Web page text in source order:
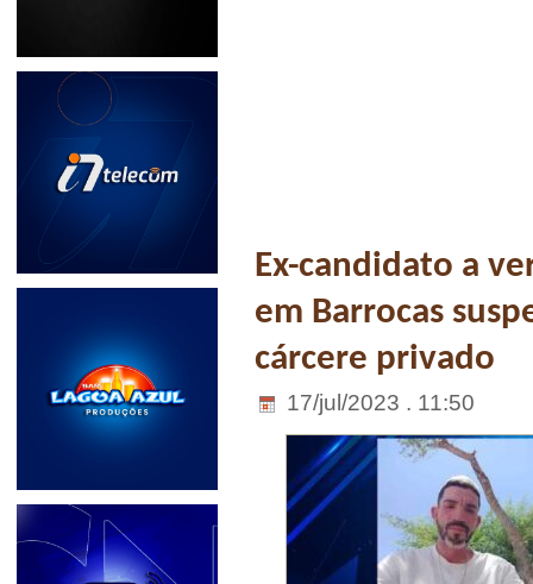
Ex-candidato a
em Barrocas
cárcere privado
17/jul/2023 . 11:50